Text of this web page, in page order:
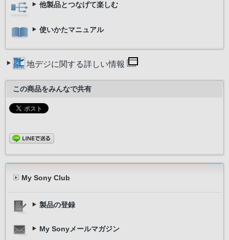
他製品とつなげて楽しむ
使いかたマニュアル
地デジに関する詳しい情報
この商品をみんなで共有
My Sony Club
製品の登録
My Sonyメールマガジン